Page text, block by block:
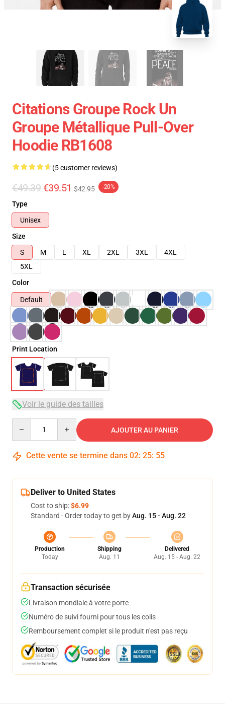
Citations Groupe Rock Un
Groupe Métallique Pull-Over
Hoodie RB1608
(5 customer reviews)
€49.39 €39.51 $42.95 -20%
Type
Unisex
Size
S
M L XL 2XL 3XL
4XL
5XL
Color
Default
Print Location
Voir le guide des tailles
AJOUTER AU PANIER
Cette vente se termine dans 02: 25: 54
Deliver to United States
Cost to ship:$6.99
Standard - Order today to get byAug. 15 - Aug. 22
Production
Today
Shipping
Aug. 11
Delivered
Aug. 15 - Aug. 22
Transaction sécurisée
Livraison mondiale à votre porte
Numéro de suivi fourni pour tous les colis
Remboursement complet si le produit n'est pas reçu